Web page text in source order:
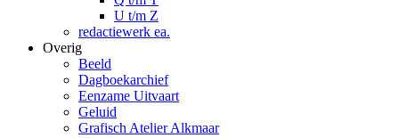
U t/m Z
redactiewerk ea.
Overig
Beeld
Dagboekarchief
Eenzame Uitvaart
Geluid
Grafisch Atelier Alkmaar